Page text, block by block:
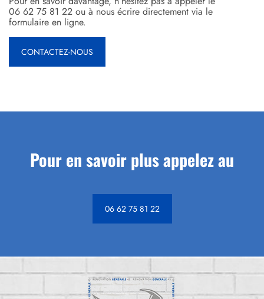
06 62 75 81 22 ou à nous écrire directement via le
formulaire en ligne.
CONTACTEZ-NOUS
Pour en savoir plus appelez au
06 62 75 81 22